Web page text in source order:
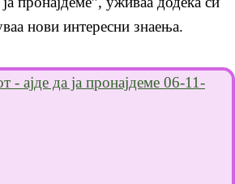
нови интересни знаења.